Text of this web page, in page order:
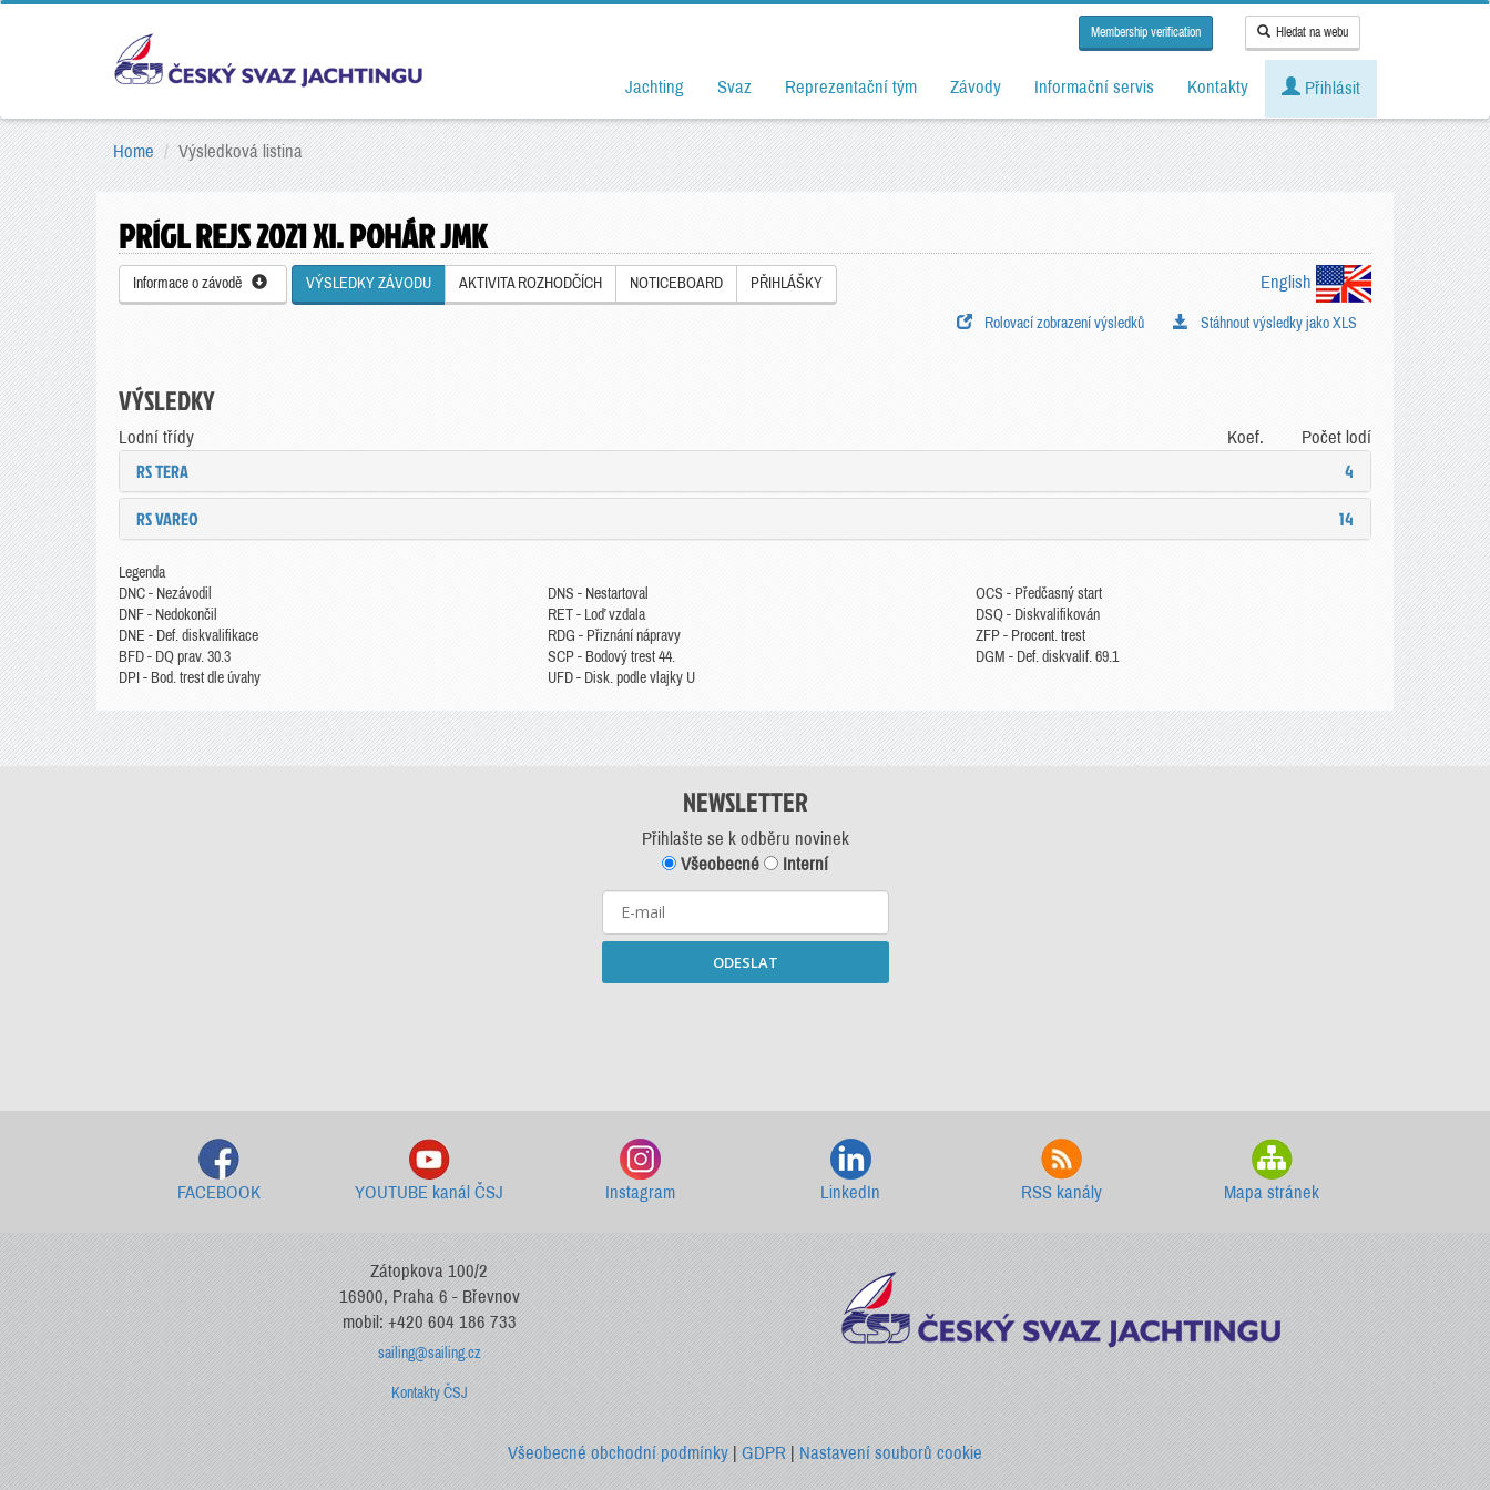
Membership verification Hledat na webu
Jachting Svaz Reprezentační tým Závody Informační servis Kontakty Přihlásit
Home Výsledková listina
PRÍGL REJS 2021 XI. POHÁR JMK
Informace o závodě VÝSLEDKY ZÁVODU AKTIVITA ROZHODČÍCH NOTICEBOARD PŘIHLÁŠKY English
Stáhnout výsledky jako XLS
Rolovací zobrazení výsledků
VÝSLEDKY
Lodní třídy Koef. Počet lodí
RS TERA
4
RS VAREO
14
Legenda
DNC - Nezávodil
DNF - Nedokončil
DNE - Def. diskvalifikace
BFD - DQ prav. 30.3
DPI - Bod. trest dle úvahy
DNS - Nestartoval
RET - Loď vzdala
RDG - Přiznání nápravy
SCP - Bodový trest 44.
UFD - Disk. podle vlajky U
OCS - Předčasný start
DSQ - Diskvalifikován
ZFP - Procent. trest
DGM - Def. diskvalif. 69.1
NEWSLETTER
Přihlašte se k odběru novinek
Všeobecné
Interní
ODESLAT
FACEBOOK YOUTUBE kanál ČSJ Instagram LinkedIn RSS kanály Mapa stránek
Zátopkova 100/2
16900, Praha 6 - Břevnov
mobil: +420 604 186 733
sailing@sailing.cz
Kontakty ČSJ
Všeobecné obchodní podmínky| GDPR|Nastavení souborů cookie